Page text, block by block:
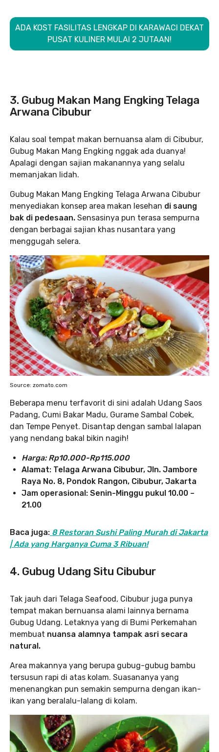
ADA KOST FASILITAS LENGKAP DI KARAWACI DEKAT
PUSAT KULINER MULAI 2 JUTAAN!
3. Gubug Makan Mang Engking Telaga
Arwana Cibubur
Kalau soal tempat makan bernuansa alam di Cibubur,
Gubug Makan Mang Engking nggak ada duanya!
Apalagi dengan sajian makanannya yang selalu
memanjakan lidah.
Gubug Makan Mang Engking Telaga Arwana Cibubur
menyediakan konsep area makan lesehan di saung
bak di pedesaan. Sensasinya pun terasa sempurna
dengan berbagai sajian khas nusantara yang
menggugah selera.
Source: zomato.com
Beberapa menu terfavorit di sini adalah Udang Saos
Padang, Cumi Bakar Madu, Gurame Sambal Cobek,
dan Tempe Penyet. Disantap dengan sambal lalapan
yang nendang bakal bikin nagih!
Harga: Rp10.000-Rp115.000
Alamat: Telaga Arwana Cibubur, Jln. Jambore
Raya No. 8, Pondok Rangon, Cibubur, Jakarta
Jam operasional: Senin-Minggu pukul 10.00 –
21.00
Baca juga: 8 Restoran Sushi Paling Murah di Jakarta
| Ada yang Harganya Cuma 3 Ribuan!
4. Gubug Udang Situ Cibubur
Tak jauh dari Telaga Seafood, Cibubur juga punya
tempat makan bernuansa alami lainnya bernama
Gubug Udang. Letaknya yang di Bumi Perkemahan
membuat nuansa alamnya tampak asri secara
natural.
Area makannya yang berupa gubug-gubug bambu
tersusun rapi di atas kolam. Suasananya yang
menenangkan pun semakin sempurna dengan ikan-
ikan yang beralalu-lalang di kolam.